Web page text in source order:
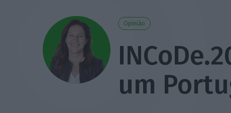
Opinião
um